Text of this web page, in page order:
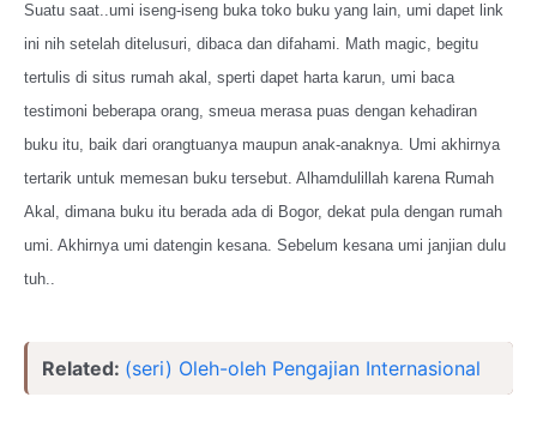
Suatu saat..umi iseng-iseng buka toko buku yang lain, umi dapet link
ini nih setelah ditelusuri, dibaca dan difahami. Math magic, begitu
tertulis di situs rumah akal, sperti dapet harta karun, umi baca
testimoni beberapa orang, smeua merasa puas dengan kehadiran
buku itu, baik dari orangtuanya maupun anak-anaknya. Umi akhirnya
tertarik untuk memesan buku tersebut. Alhamdulillah karena Rumah
Akal, dimana buku itu berada ada di Bogor, dekat pula dengan rumah
umi. Akhirnya umi datengin kesana. Sebelum kesana umi janjian dulu
tuh..
Related: (seri) Oleh-oleh Pengajian Internasional